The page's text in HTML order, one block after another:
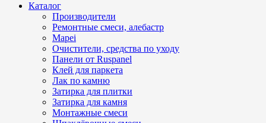
Каталог
Производители
Ремонтные смеси, алебастр
Mapei
Очистители, средства по уходу
Панели от Ruspanel
Клей для паркета
Лак по камню
Затирка для плитки
Затирка для камня
Монтажные смеси